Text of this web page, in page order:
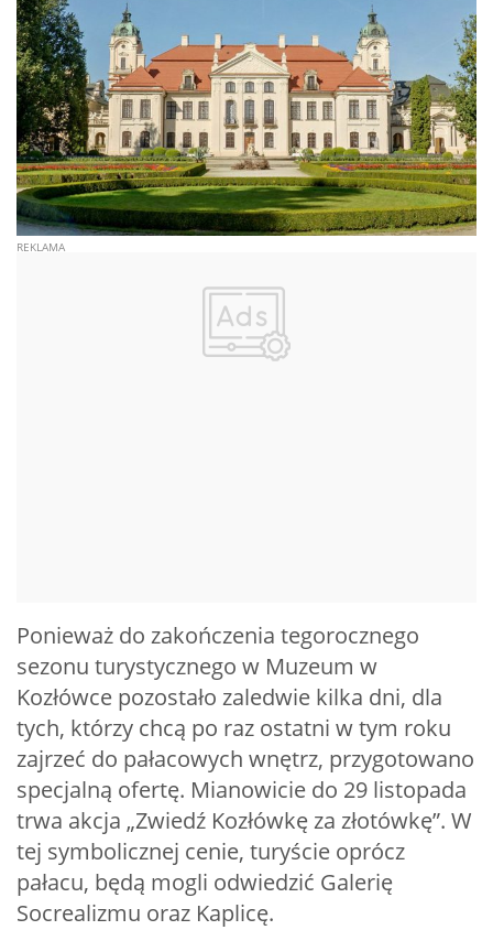
Ponieważ do zakończenia tegorocznego
sezonu turystycznego w Muzeum w
Kozłówce pozostało zaledwie kilka dni, dla
tych, którzy chcą po raz ostatni w tym roku
zajrzeć do pałacowych wnętrz, przygotowano
specjalną ofertę. Mianowicie do 29 listopada
trwa akcja „Zwiedź Kozłówkę za złotówkę”. W
tej symbolicznej cenie, turyście oprócz
pałacu, będą mogli odwiedzić Galerię
Socrealizmu oraz Kaplicę.